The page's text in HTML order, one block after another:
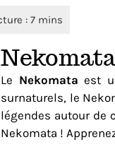
Le Nekomata est
surnaturels, le
légendes autour de
Nekomata !